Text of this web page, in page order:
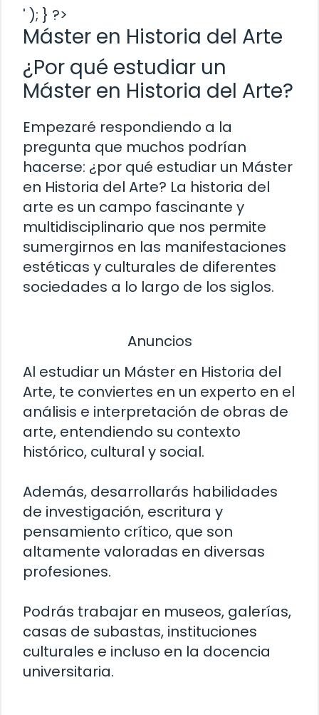
' ); } ?>
Máster en Historia del Arte
¿Por qué estudiar un
Máster en Historia del Arte?
Empezaré respondiendo a la
pregunta que muchos podrían
hacerse: ¿por qué estudiar un Máster
en Historia del Arte? La historia del
arte es un campo fascinante y
multidisciplinario que nos permite
sumergirnos en las manifestaciones
estéticas y culturales de diferentes
sociedades a lo largo de los siglos.
Anuncios
Al estudiar un Máster en Historia del
Arte, te conviertes en un experto en el
análisis e interpretación de obras de
arte, entendiendo su contexto
histórico, cultural y social.
Además, desarrollarás habilidades
de investigación, escritura y
pensamiento crítico, que son
altamente valoradas en diversas
profesiones.
Podrás trabajar en museos, galerías,
casas de subastas, instituciones
culturales e incluso en la docencia
universitaria.